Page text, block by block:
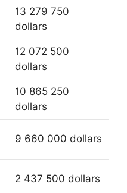
13 279 750
dollars
12 072 500
dollars
10 865 250
dollars
9 660 000 dollars
2 437 500 dollars